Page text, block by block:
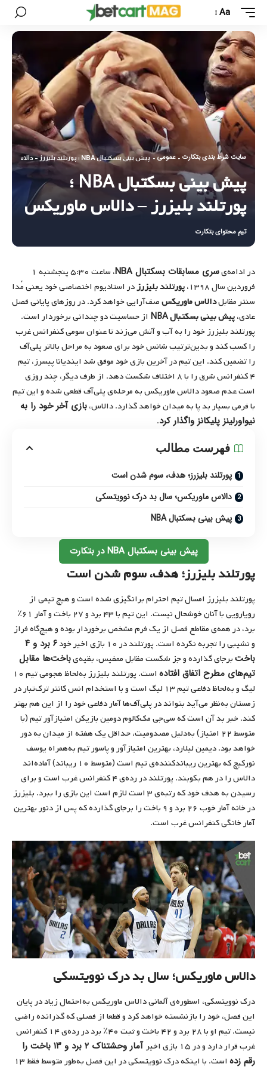
Aa
سایت شرط بندی بتکارت - عمومی - پیش بینی بسکتبال NBA ؛ پورتلند بلیزرز – دالاس ماوریکس
پیش بینی بسکتبال NBA ؛
پورتلند بلیزرز – دالاس ماوریکس
تیم محتوای بتکارت
در ادامه‌یسری مسابقات بسکتبال NBA
، ساعت ۵:۳۰ پنجشنبه ۱
فروردین سال ۱۳۹۸،
پورتلند بلیزرزدر استادیوم اختصاصی خود یعنی مُدا
سنتر مقابلدالاس ماوریکسصف‌آرایی خواهد کرد. در روزهای پایانی فصل
عادی،پیش بینی بسکتبال NBA
از حساسیت دو چندانی برخوردار است.
پورتلند بلیزرز خود را به آب و آتش می‌زند تا عنوان سومی کنفرانس غرب
را کسب کند و بدین‌ترتیب شانس خود برای صعود به مراحل بالاتر پلی‌آف
را تضمین کند. این تیم در آخرین بازی خود موفق شد ایندیانا پیسرز، تیم
۴ کنفرانس شرق را با ۸ اختلاف شکست دهد. از طرف دیگر، چند روزی
است عدم صعود دالاس ماوریکس به مرحله‌ی پلی‌آف قطعی شده و این تیم
با فرمی بسیار بد پا به میدان خواهد گذارد. دالاس،بازی آخر خود را به
نیواورلینز پلیکانز واگذار کرد.
فهرست مطالب
پورتلند بلیزرز؛ هدف، سوم شدن است
دالاس ماوریکس؛ سال بد درک نوویتسکی
پیش بینی بسکتبال NBA
پیش بینی بسکتبال NBA در بتکارت
پورتلند بلیزرز؛ هدف، سوم شدن است
پورتلند بلیزرز امسال تیم احترام برانگیزی شده است و هیچ تیمی از
رویارویی با آنان خوشحال نیست. این تیم با ۴۳ برد و ۲۷ باخت و آمار ۶۱٪
برد، در همه‌ی مقاطع فصل از یک فرم مشخص برخوردار بوده و هیچ‌گاه فراز
و نشیبی را تجربه نکرده است. پورتلند در ۱۰ بازی اخیر خود
۶ برد و ۴
باختبرجای گذارده و جز شکست مقابل ممفیس، بقیه‌یباخت‌ها مقابل
تیم‌های مطرح اتفاق افتاده
است. پورتلند بلیزرز به‌لحاظ هجومی تیم ۱۰
لیگ و به‌لحاظ دفاعی تیم ۱۳ لیگ است و با استخدام انس کانتر ترک‌تبار در
زمستان به‌نظر می‌آید بتواند در پلی‌آف‌ها آمار دفاعی خود را از این هم بهتر
کند. خبر بد آن است که سی‌جی مک‌کالوم دومین بازیکن امتیازآور تیم (با
متوسط ۲۲ امتیاز) به‌دلیل مصدومیت، حداقل یک هفته از میدان به دور
خواهد بود. دیمین لیلارد، بهترین امتیازآور و پاسور تیم به‌همراه یوسف
نورکیچ که بهترین ریباندکننده‌ی تیم است (متوسط ۱۰ ریباند) آماده‌اند
دالاس را در هم بکوبند. پورتلند در رده‌ی ۴ کنفرانس غرب است و برای
رسیدن به هدف خود که رتبه‌ی ۳ است لازم است این بازی را ببرد. بلیزرز
در خانه آمار خوب ۲۶ برد و ۹ باخت را برجای گذارده که پس از دنور بهترین
آمار خانگی کنفرانس غرب است.
دالاس ماوریکس؛ سال بد درک نوویتسکی
درک نوویتسکی، اسطوره‌ی آلمانی دالاس ماوریکس به‌احتمال زیاد در پایان
این فصل، خود را بازنشسته خواهد کرد و قطعا از فصلی که گذرانده راضی
نیست. تیم او با ۲۸ برد و ۴۲ باخت و ثبت ۴۰٪ برد در رده‌ی ۱۴ کنفرانس
غرب قرار دارد و در ۱۵ بازی اخیر
آمار وحشتناک ۲ برد و ۱۳ باخت را
رقم زده
است. با اینکه درک نوویتسکی در این فصل به‌طور متوسط فقط ۱۳